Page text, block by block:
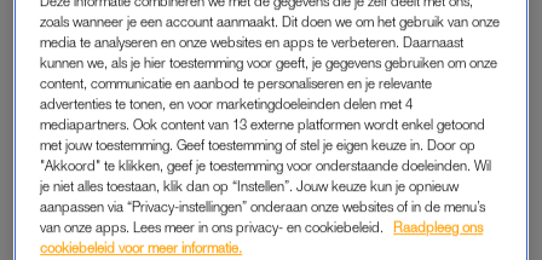
Maar wat is er precies waar over deze aandoening en wat
moet je doen om van die jeukende schilfertjes af te komen?
Angela ontkracht of bevestigt een aantal feiten en fabels over
roos.
FEITEN EN FABELS
Roos kan genezen worden
zoals wanneer je een account aanmaakt. Dit doen we om het gebruik van onze
media te analyseren en onze websites en apps te verbeteren. Daarnaast
kunnen we, als je hier toestemming voor geeft, je gegevens gebruiken om onze
content, communicatie en aanbod te personaliseren en je relevante
advertenties te tonen, en voor marketingdoeleinden delen met 4
mediapartners. Ook content van 13 externe platformen wordt enkel getoond
met jouw toestemming. Geef toestemming of stel je eigen keuze in. Door op
"Akkoord" te klikken, geef je toestemming voor onderstaande doeleinden. Wil
je niet alles toestaan, klik dan op “Instellen”. Jouw keuze kun je opnieuw
aanpassen via “Privacy-instellingen” onderaan onze websites of in de menu’s
van onze apps. Lees meer in ons privacy- en cookiebeleid.
Raadpleeg ons
cookiebeleid voor meer informatie.